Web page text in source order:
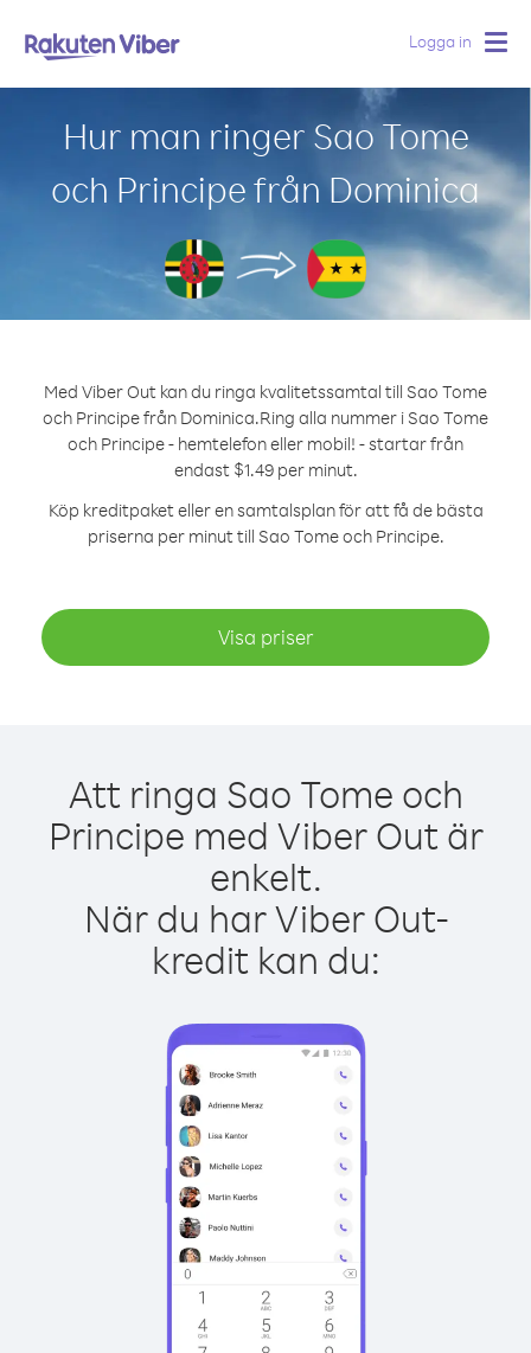
Logga in
Hur man ringer Sao Tome
och Principe från Dominica
Med Viber Out kan du ringa kvalitetssamtal till Sao Tome
och Principe från Dominica.Ring alla nummer i Sao Tome
och Principe - hemtelefon eller mobil! - startar från
endast $1.49 per minut.
Köp kreditpaket eller en samtalsplan för att få de bästa
priserna per minut till Sao Tome och Principe.
Visa priser
Att ringa Sao Tome och
Principe med Viber Out är
enkelt.
När du har Viber Out-
kredit kan du: